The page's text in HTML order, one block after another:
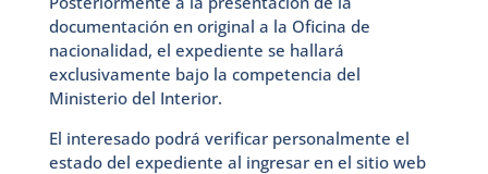
documentación en original a la Oficina de
nacionalidad, el expediente se hallará
exclusivamente bajo la competencia del
Ministerio del Interior.
El interesado podrá verificar personalmente el
estado del expediente al ingresar en el sitio web